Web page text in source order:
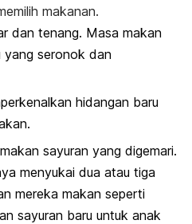
makanan.
dan tenang. Masa makan
yang seronok dan
hidangan baru
sayuran yang digemari.
menyukai dua atau tiga
mereka makan seperti
sayuran baru untuk anak